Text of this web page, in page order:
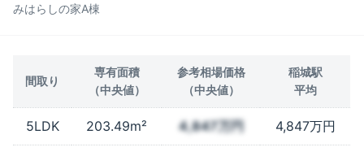
みはらしの家A棟
間取り
専有面積
（中央値）
参考相場価格
（中央値）
稲城駅
平均
5LDK 203.49m² 4,847万円 4,847万円